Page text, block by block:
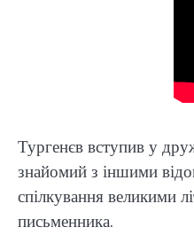
Тургенєв вступив у
знайомий з іншими
спілкування великими
письменника.